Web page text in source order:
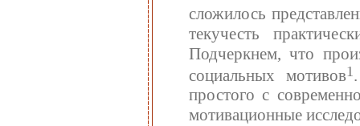
сложилось
текучесть
Подчеркнем, что
социальных мотивов1
простого с
мотивационные